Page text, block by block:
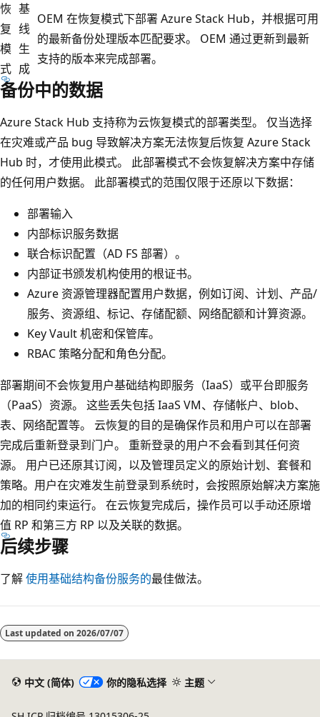
恢
复
模
式
基
线
生
成
OEM 在恢复模式下部署 Azure Stack Hub，并根据可用
的最新备份处理版本匹配要求。 OEM 通过更新到最新
支持的版本来完成部署。
备份中的数据
Azure Stack Hub 支持称为云恢复模式的部署类型。 仅当选择
在灾难或产品 bug 导致解决方案无法恢复后恢复 Azure Stack
Hub 时，才使用此模式。 此部署模式不会恢复解决方案中存储
的任何用户数据。 此部署模式的范围仅限于还原以下数据：
部署输入
内部标识服务数据
联合标识配置（AD FS 部署）。
内部证书颁发机构使用的根证书。
Azure 资源管理器配置用户数据，例如订阅、计划、产品/
服务、资源组、标记、存储配额、网络配额和计算资源。
Key Vault 机密和保管库。
RBAC 策略分配和角色分配。
部署期间不会恢复用户基础结构即服务（IaaS）或平台即服务
（PaaS）资源。 这些丢失包括 IaaS VM、存储帐户、blob、
表、网络配置等。 云恢复的目的是确保作员和用户可以在部署
完成后重新登录到门户。 重新登录的用户不会看到其任何资
源。 用户已还原其订阅，以及管理员定义的原始计划、套餐和
策略。用户在灾难发生前登录到系统时，会按照原始解决方案施
加的相同约束运行。 在云恢复完成后，操作员可以手动还原增
值 RP 和第三方 RP 以及关联的数据。
后续步骤
了解使用基础结构备份服务的最佳做法。
模
式
Last updated on 2026/07/07
中文 (简体) 你的隐私选择 主题